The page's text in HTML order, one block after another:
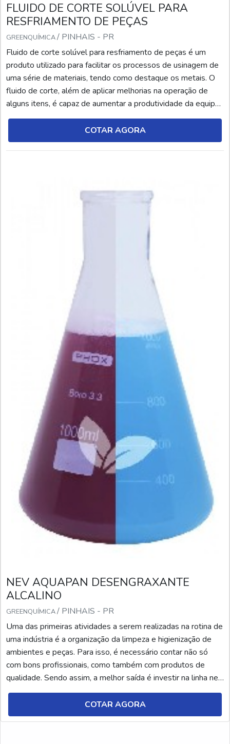
FLUIDO DE CORTE SOLÚVEL PARA
RESFRIAMENTO DE PEÇAS
GREENQUÍMICA/ PINHAIS - PR
Fluido de corte solúvel para resfriamento de peças é um
produto utilizado para facilitar os processos de usinagem de
uma série de materiais, tendo como destaque os metais. O
fluido de corte, além de aplicar melhorias na operação de
alguns itens, é capaz de aumentar a produtividade da equipe
e tornar o ambiente de trabalho mais organizado e
higienizado. No entanto, é fundamental conhecer cada tipo de
fluido de corte e suas respectivas ap...
COTAR AGORA
NEV AQUAPAN DESENGRAXANTE
ALCALINO
GREENQUÍMICA/ PINHAIS - PR
Uma das primeiras atividades a serem realizadas na rotina de
uma indústria é a organização da limpeza e higienização de
ambientes e peças. Para isso, é necessário contar não só
com bons profissionais, como também com produtos de
qualidade. Sendo assim, a melhor saída é investir na linha nev
aquapan desengraxante alcalino. A linha nev aquapan é
composta por produtos ideais para a limpeza de peças,
máquinas e pisos, tendo como diferencial...
COTAR AGORA